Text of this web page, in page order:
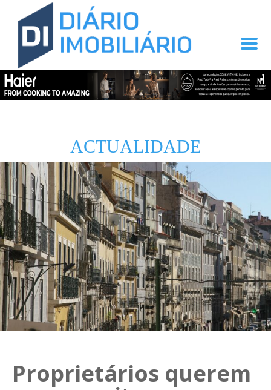
ACTUALIDADE
Proprietários querem